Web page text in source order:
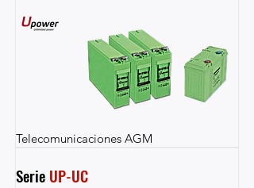
Telecomunicaciones AGM
Serie UP-UC